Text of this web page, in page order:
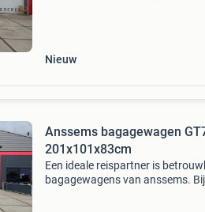
Nieuw
Anssems bagagewagen
201x101x83cm
Een ideale reispartner is
bagagewagens van anssems.